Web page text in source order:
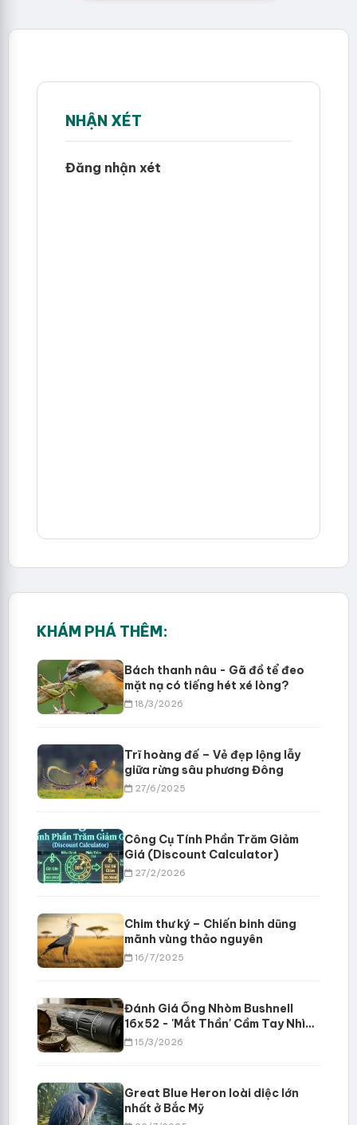
NHẬN XÉT
Đăng nhận xét
KHÁM PHÁ THÊM:
Bách thanh nâu - Gã đồ tể đeo
mặt nạ có tiếng hét xé lòng?
18/3/2026
Trĩ hoàng đế – Vẻ đẹp lộng lẫy
giữa rừng sâu phương Đông
27/6/2025
Công Cụ Tính Phần Trăm Giảm
Giá (Discount Calculator)
27/2/2026
Chim thư ký – Chiến binh dũng
mãnh vùng thảo nguyên
16/7/2025
Đánh Giá Ống Nhòm Bushnell
16x52 - 'Mắt Thần' Cầm Tay Nhìn
Xa 8000m - Giá Rẻ Vô Đối
15/3/2026
Great Blue Heron loài diệc lớn
nhất ở Bắc Mỹ